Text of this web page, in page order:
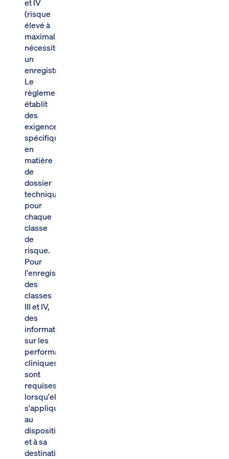
et IV
(risque
élevé à
maximal)
nécessitent
un
enregistrement.
Le
règlement
établit
des
exigences
spécifiques
en
matière
de
dossier
technique
pour
chaque
classe
de
risque.
Pour
l'enregistrement
des
classes
III et IV,
des
informations
sur les
performances
cliniques
sont
requises
lorsqu'elles
s'appliquent
au
dispositif
et à sa
destination.